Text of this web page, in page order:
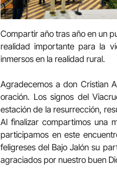
Compartir año tras año en un
realidad importante para la
inmersos en la realidad rural.
Agradecemos a don Cristian
oración. Los signos del
estación de la resurrección,
Al finalizar compartimos una
participamos en este
feligreses del Bajo Jalón su
agraciados por nuestro buen